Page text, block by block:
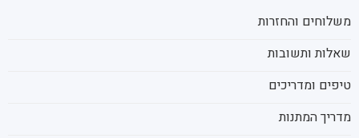
משלוחים והחזרות
שאלות ותשובות
טיפים ומדריכים
מדריך המתנות